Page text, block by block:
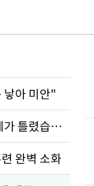
아 미안"
표창원, 남규리에 15년 만에 사과…"제가 틀렸습니다"
완벽 소화